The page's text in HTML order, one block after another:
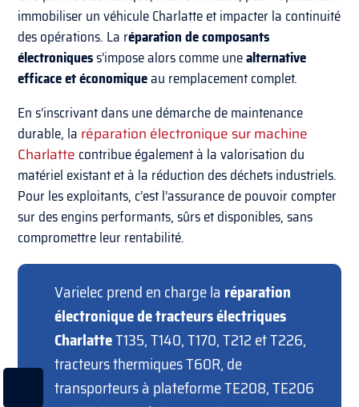
immobiliser un véhicule Charlatte et impacter la continuité
des opérations. La réparation de composants
électroniquess’impose alors comme unealternative
efficace et économiqueau remplacement complet.
En s’inscrivant dans une démarche de maintenance
durable, la réparation électronique sur machine
Charlatte contribue également à la valorisation du
matériel existant et à la réduction des déchets industriels.
Pour les exploitants, c’est l’assurance de pouvoir compter
sur des engins performants, sûrs et disponibles, sans
compromettre leur rentabilité.
Varielec prend en charge la réparation
électronique de tracteurs électriques
CharlatteT135, T140, T170, T212 et T226,
tracteurs thermiques T60R, de
transporteurs à plateforme TE208, TE206